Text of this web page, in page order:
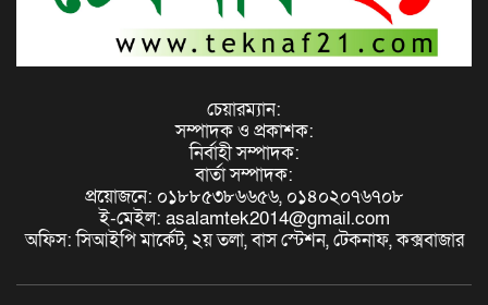
চেয়ারম্যান:
সম্পাদক ও প্রকাশক:
নির্বাহী সম্পাদক:
বার্তা সম্পাদক:
প্রয়োজনে: ০১৮৮৫৩৮৬৬৫৬, ০১৪০২০৭৬৭০৮
ই-মেইল: asalamtek2014@gmail.com
অফিস: সিআইপি মার্কেট, ২য় তলা, বাস স্টেশন, টেকনাফ, কক্সবাজার